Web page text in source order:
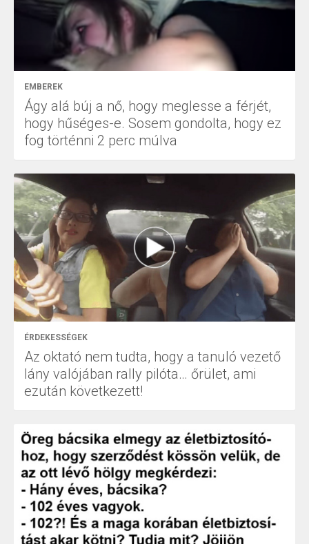
EMBEREK
Ágy alá búj a nő, hogy meglesse a férjét,
hogy hűséges-e. Sosem gondolta, hogy ez
fog történni 2 perc múlva
ÉRDEKESSÉGEK
Az oktató nem tudta, hogy a tanuló vezető
lány valójában rally pilóta… őrület, ami
ezután következett!